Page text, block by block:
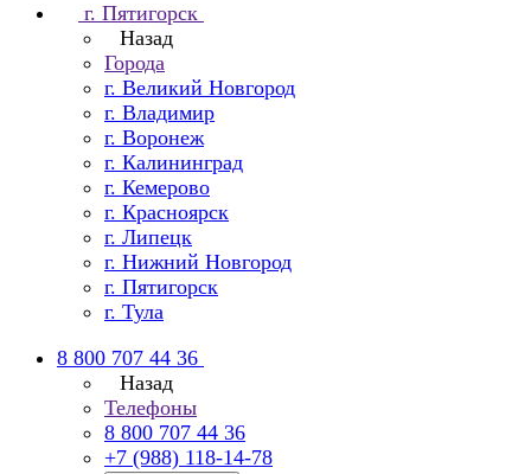
г. Пятигорск
Назад
Города
г. Великий Новгород
г. Владимир
г. Воронеж
г. Калининград
г. Кемерово
г. Красноярск
г. Липецк
г. Нижний Новгород
г. Пятигорск
г. Тула
8 800 707 44 36
Назад
Телефоны
8 800 707 44 36
+7 (988) 118-14-78